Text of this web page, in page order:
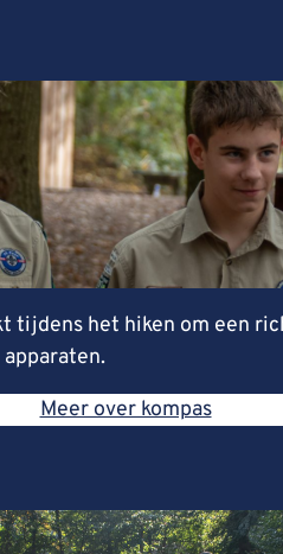
tijdens het hiken om een
Meer over kompas